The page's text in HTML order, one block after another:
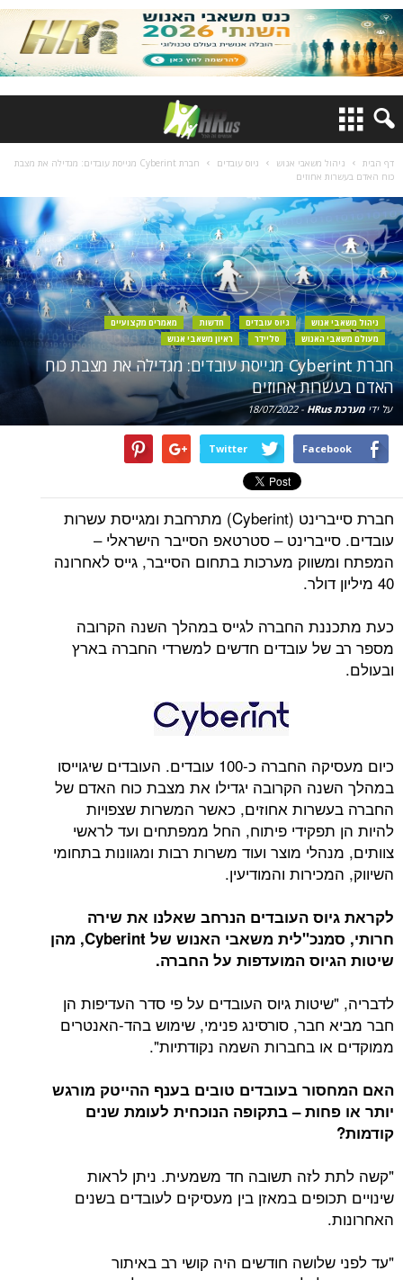
דף הבית ניהול משאבי אנוש גיוס עובדים
חברת Cyberint מגייסת עובדים: מגדילה את מצבת
כוח האדם בעשרות אחוזים
ניהול משאבי אנוש גיוס עובדים חדשות
מאמרים מקצועיים
מעולם משאבי האנוש
סליידר ראיון משאבי אנוש
חברת Cyberint מגייסת עובדים: מגדילה את מצבת כוח
האדם בעשרות אחוזים
על ידי מערכת HRus -
18/07/2022
Facebook
Twitter
חברת סייברינט (Cyberint) מתרחבת ומגייסת עשרות
עובדים. סייברינט – סטרטאפ הסייבר הישראלי –
המפתח ומשווק מערכות בתחום הסייבר, גייס לאחרונה
40 מיליון דולר.
כעת מתכננת החברה לגייס במהלך השנה הקרובה
מספר רב של עובדים חדשים למשרדי החברה בארץ
ובעולם.
כיום מעסיקה החברה כ-100 עובדים. העובדים שיגוייסו
במהלך השנה הקרובה יגדילו את מצבת כוח האדם של
החברה בעשרות אחוזים, כאשר המשרות שצפויות
להיות הן תפקידי פיתוח, החל ממפתחים ועד לראשי
צוותים, מנהלי מוצר ועוד משרות רבות ומגוונות בתחומי
השיווק, המכירות והמודיעין.
לקראת גיוס העובדים הנרחב שאלנו את שירה
חרותי, סמנכ"לית משאבי האנוש של Cyberint
, מהן
שיטות הגיוס המועדפות על החברה.
לדבריה, "שיטות גיוס העובדים על פי סדר העדיפות הן
חבר מביא חבר, סורסינג פנימי, שימוש בהד-האנטרים
ממוקדים או בחברות השמה נקודתיות".
האם המחסור בעובדים טובים בענף ההייטק מורגש
יותר או פחות – בתקופה הנוכחית לעומת שנים
קודמות?
"קשה לתת לזה תשובה חד משמעית. ניתן לראות
שינויים תכופים במאזן בין מעסיקים לעובדים בשנים
האחרונות.
"עד לפני שלושה חודשים היה קושי רב באיתור